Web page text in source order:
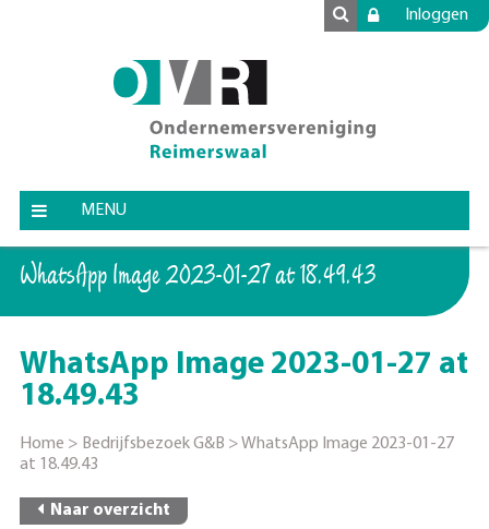
Inloggen
MENU
WhatsApp Image 2023-01-27 at 18.49.43
WhatsApp Image 2023-01-27 at
18.49.43
Home > Bedrijfsbezoek G&B >WhatsApp Image 2023-01-27
at 18.49.43
Naar overzicht